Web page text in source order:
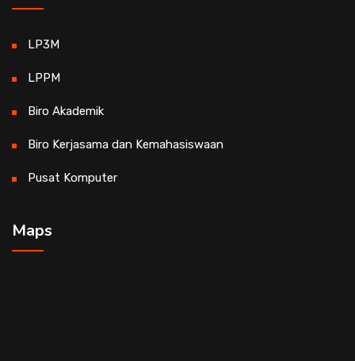
LP3M
LPPM
Biro Akademik
Biro Kerjasama dan Kemahasiswaan
Pusat Komputer
Maps